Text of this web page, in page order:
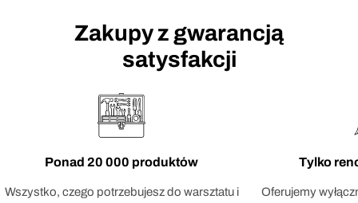
Zakupy z gwarancją
satysfakcji
Ponad 20 000 produktów
Wszystko, czego potrzebujesz do warsztatu i
Tylko
Oferujemy